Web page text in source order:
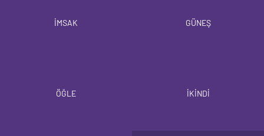
İMSAK GÜNEŞ
ÖĞLE İKİNDİ